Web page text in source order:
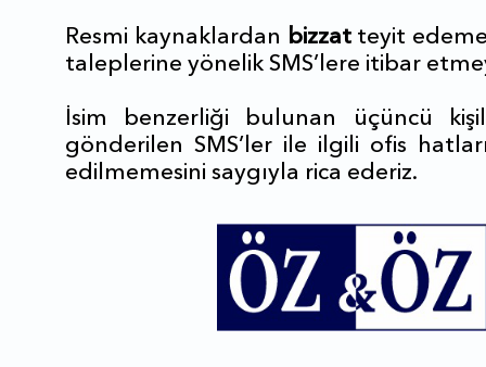
Resmi kaynaklardan bizzatteyit
taleplerine yönelik SMS’lere itibar
İsim benzerliği bulunan üçüncü
gönderilen SMS’ler ile ilgili ofis
edilmemesini saygıyla rica ederiz.
idare mahkemeleri, vergi mahkemeleri, bölge idare mahkemeleri
ve Danıştay’ca çözümlenmesi esas olup, bu alanda yargılama
Büromuz, gerçek ve tüzel kişilerin Enerji Piyasası Düzenleme
Kurumu, Rekabet Kurumu, Bankacılık Düzenleme ve Denetleme
Üst Kurumu, Rekabet Kurumu gibi düzenleyici kurumlar da dahil
olmak üzere idari kurumlar nezdinde temsili, ilgili idari kurum ve
kuruluşlara her türlü başvurunun hazırlanması ve takibi ile,
idarenin işleyişine ilişkin olarak açılacak iptal ve tam yargı
davalarının takibi alanında müvekkillerini temsil etmekte ve